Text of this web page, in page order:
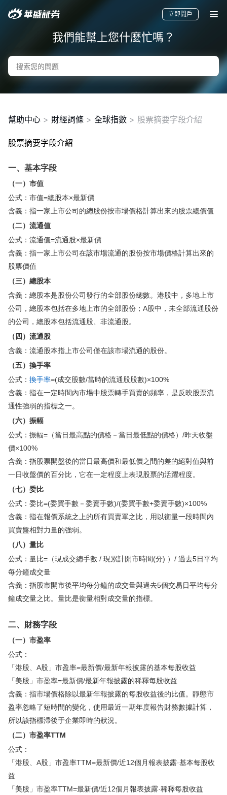
華盛APls
低時延極速交易系統
概述
AM 資產管理服務
ECM 股權資本市場服務
FICC 固定收益、外匯和大宗商品服務
WM 財富管理服務
關於我們
媒體報導
立即開戶
我們能幫上您什麼忙嗎？
幫助中心 > 財經詞條 > 全球指數 > 股票摘要字段介紹
股票摘要字段介紹
一、基本字段
（一）市值
公式：市值=總股本×最新價
含義：指一家上市公司的總股份按市場價格計算出來的股票總價值
（二）流通值
公式：流通值=流通股×最新價
含義：指一家上市公司在該市場流通的股份按市場價格計算出來的
股票價值
（三）總股本
含義：總股本是股份公司發行的全部股份總數。港股中，多地上市
公司，總股本包括在多地上市的全部股份；A股中，未全部流通股份
的公司，總股本包括流通股、非流通股。
（四）流通股
含義：流通股本指上市公司僅在該市場流通的股份。
（五）換手率
公式： 換手率=(成交股數/當時的流通股股數)×100%
含義：指在一定時間內市場中股票轉手買賣的頻率，是反映股票流
通性強弱的指標之一。
（六）振幅
公式：振幅=（當日最高點的價格－當日最低點的價格）/昨天收盤
價×100%
含義：指股票開盤後的當日最高價和最低價之間的差的絕對值與前
一日收盤價的百分比，它在一定程度上表現股票的活躍程度。
（七）委比
公式：委比=(委買手數－委賣手數)/(委買手數+委賣手數)×100%
含義：指在報價系統之上的所有買賣單之比，用以衡量一段時間內
買賣盤相對力量的強弱。
（八）量比
公式：量比=（現成交總手數 / 現累計開市時間(分) ）/ 過去5日平均
每分鐘成交量
含義：指股市開市後平均每分鐘的成交量與過去5個交易日平均每分
鐘成交量之比。量比是衡量相對成交量的指標。
二、財務字段
（一）市盈率
公式：
「港股、A股」市盈率=最新價/最新年報披露的基本每股收益
「美股」市盈率=最新價/最新年報披露的稀釋每股收益
含義：指市場價格除以最新年報披露的每股收益後的比值。靜態市
盈率忽略了短時間的變化，使用最近一期年度報告財務數據計算，
所以該指標滯後于企業即時的狀況。
（二）市盈率TTM
公式：
「港股、A股」市盈率TTM=最新價/近12個月報表披露·基本每股收
益
「美股」市盈率TTM=最新價/近12個月報表披露·稀釋每股收益